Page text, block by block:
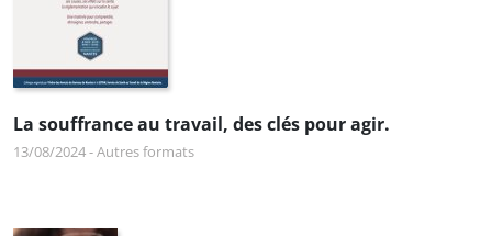
La souffrance au travail, des clés pour agir.
13/08/2024-Autres formats